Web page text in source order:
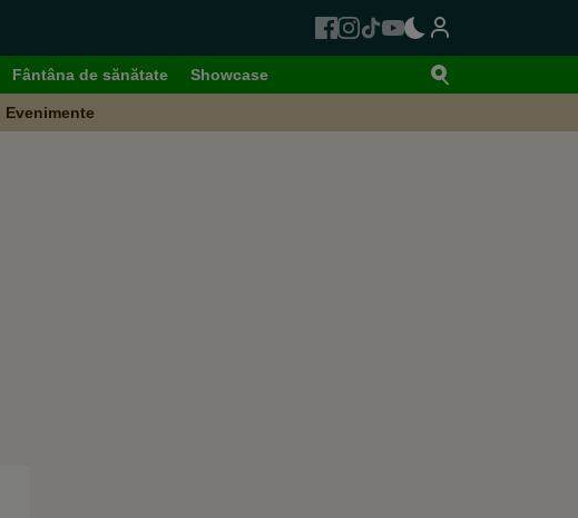
Fântâna de sănătate Showcase
Evenimente